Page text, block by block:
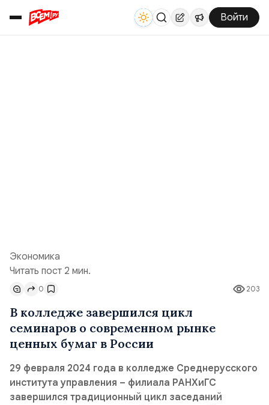
Войти
Экономика
Читать пост 2 мин.
203
0
В колледже завершился цикл
семинаров о современном рынке
ценных бумаг в России
29 февраля 2024 года в колледже Среднерусского
института управления – филиала РАНХиГС
завершился традиционный цикл заседаний